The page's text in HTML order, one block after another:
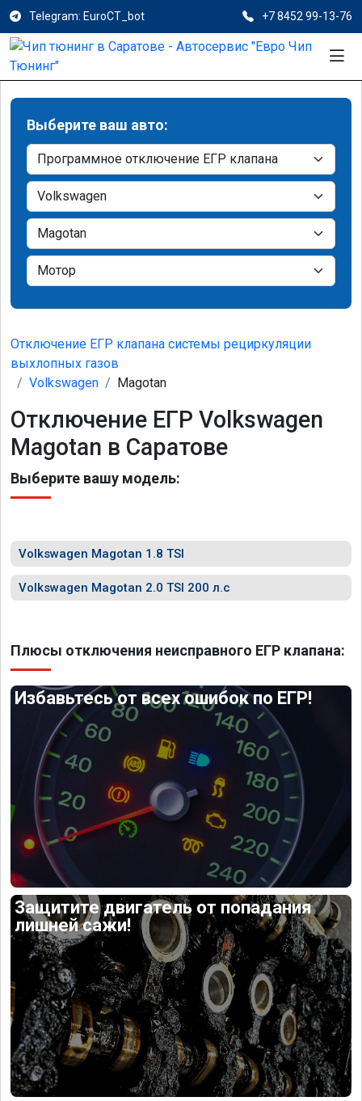
Telegram: EuroCT_bot +7 8452 99-13-76
Выберите ваш авто:
Отключение ЕГР клапана системы рециркуляции
выхлопных газов
Volkswagen
Magotan
Отключение ЕГР Volkswagen
Magotan в Саратове
Выберите вашу модель:
Volkswagen Magotan 1.8 TSI
Volkswagen Magotan 2.0 TSI 200 л.с
Плюсы отключения неисправного ЕГР клапана:
Избавьтесь от всех ошибок по ЕГР!
Защитите двигатель от попадания
лишней сажи!